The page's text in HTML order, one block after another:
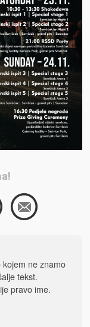
ne znamo
tekst.
pravo ime.